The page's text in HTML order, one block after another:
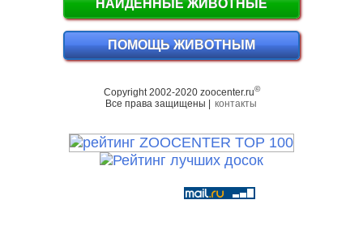
НАЙДЕННЫЕ ЖИВОТНЫЕ
ПОМОЩЬ ЖИВОТНЫМ
Copyright 2002-2020 zoocenter.ru©
Все права защищены | контакты